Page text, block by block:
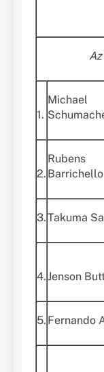
1.
Michael
2.
Rubens
Barrichello
3.Takuma
4.Jenson
5. Fernando